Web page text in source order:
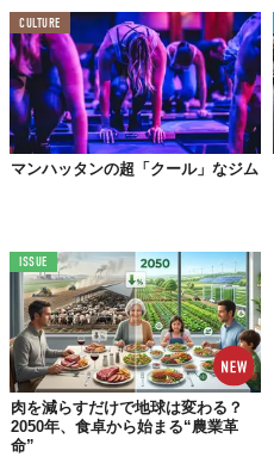
CULTURE
マンハッタンの超「クール」なジム
ISSUE
肉を減らすだけで地球は変わる？
2050年、食卓から始まる“農業革
命”